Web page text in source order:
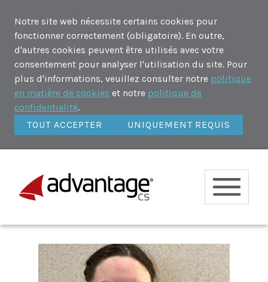
Notre site web nécessite certains cookies pour
fonctionner correctement (obligatoire). En outre,
d'autres cookies peuvent être utilisés avec votre
consentement pour analyser l'utilisation du site. Pour
plus d'informations, veuillez consulter notre politique
en matière de cookies et notre politique de
confidentialité.
TOUT ACCEPTER
UNIQUEMENT REQUIS